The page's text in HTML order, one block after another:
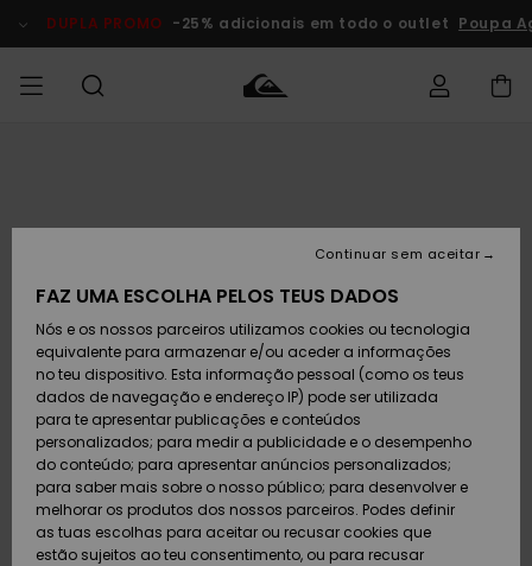
do
DUPLA PROMO -25% adicionais em todo o outlet Poupa
Calçado e
chinelos
Surfe/água
Snow
MENINO
Calçado e
chinelos
Surfe/água
Neve
MULHER
chegados
Highlights
Snow
SURF
Crianças
Highlights
Community
SNOW
Artigos
Criança
Snow Shop
Feminino
Highlights
DUPLA
PROMO
Criança
Outlet
Mulher
Devoluções
Pagamento
Cartão
presente
Quiksilver
Freedom
FAZ UMA ESCOLHA PELOS TEUS DADOS
Nós e os nossos parceiros utilizamos cookies ou tecnologia
equivalente para armazenar e/ou aceder a informações
no teu dispositivo. Esta informação pessoal (como os teus
dados de navegação e endereço IP) pode ser utilizada
para te apresentar publicações e conteúdos
personalizados; para medir a publicidade e o desempenho
do conteúdo; para apresentar anúncios personalizados;
para saber mais sobre o nosso público; para desenvolver e
melhorar os produtos dos nossos parceiros. Podes definir
as tuas escolhas para aceitar ou recusar cookies que
estão sujeitos ao teu consentimento, ou para recusar
Continuar sem aceitar